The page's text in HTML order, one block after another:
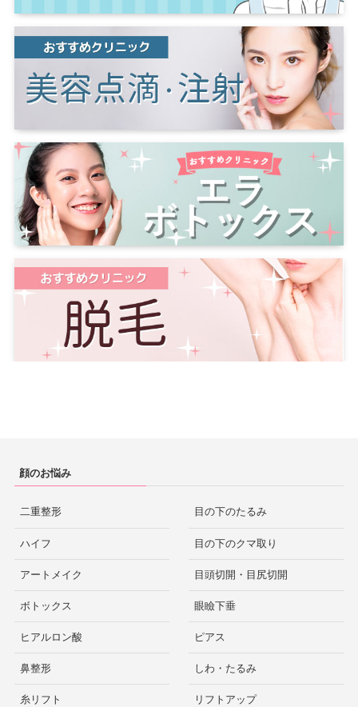
顔のお悩み
二重整形
ハイフ
アートメイク
ボトックス
ヒアルロン酸
鼻整形
糸リフト
目の下のたるみ
目の下のクマ取り
目頭切開・目尻切開
眼瞼下垂
ピアス
しわ・たるみ
リフトアップ